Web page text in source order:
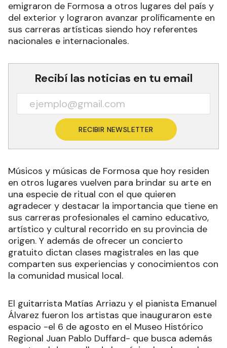
emigraron de Formosa a otros lugares del país y
del exterior y lograron avanzar prolíficamente en
sus carreras artísticas siendo hoy referentes
nacionales e internacionales.
Recibí las noticias en tu email
RECIBIR NEWSLETTER
Músicos y músicas de Formosa que hoy residen
en otros lugares vuelven para brindar su arte en
una especie de ritual con el que quieren
agradecer y destacar la importancia que tiene en
sus carreras profesionales el camino educativo,
artístico y cultural recorrido en su provincia de
origen. Y además de ofrecer un concierto
gratuito dictan clases magistrales en las que
comparten sus experiencias y conocimientos con
la comunidad musical local.
El guitarrista Matías Arriazu y el pianista Emanuel
Álvarez fueron los artistas que inauguraron este
espacio -el 6 de agosto en el Museo Histórico
Regional Juan Pablo Duffard- que busca además